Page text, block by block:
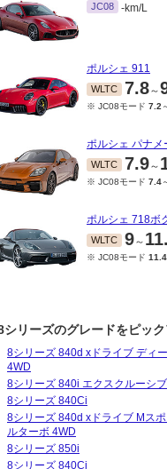
ド 9.3 14.1 km/L ※ JC08モード 9.9
JC08 -km/L
ポルシェ 911
WLTC 7.8～
※ JC08モード 7.2
ポルシェ パナメ
WLTC 7.9～
※ JC08モード 7.4
ポルシェ 718ボ
WLTC 9～
※ JC08モード 11.4
シリーズのグレードをピッ
8シリーズ 840d xドライブ ディ
4WD
8シリーズ 840i エクスクルーシ
8シリーズ 840Ci
8シリーズ 840d xドライブ Mス
ルターボ 4WD
8シリーズ 850i
8シリーズ 840Ci